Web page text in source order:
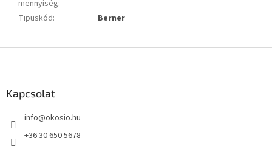
mennyiség:
Tipuskód: Berner
Kapcsolat
info@okosio.hu
+36 30 650 5678